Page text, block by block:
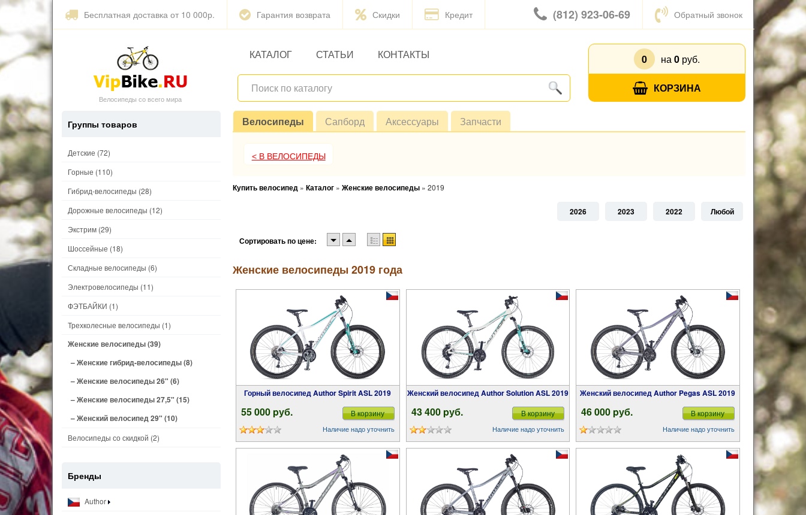
Бесплатная доставка от 10 000р. Гарантия возврата Скидки Кредит (812) 923-06-69 Обратный звонок
Велосипеды со всего мира
КАТАЛОГ СТАТЬИ КОНТАКТЫ 0 на 0руб.
КОРЗИНА
Велосипеды Сапборд Аксессуары Запчасти
< В ВЕЛОСИПЕДЫ
Купить велосипед » Каталог » Женские велосипеды » 2019
2026 2023 2022 Любой
Сортировать по цене:
Женские велосипеды 2019 года
Горный велосипед Author Spirit ASL 2019
55 000 pуб. В корзину
Наличие надо уточнить
Женский велосипед Author Solution ASL 2019
43 400 pуб. В корзину
Наличие надо уточнить
Женский велосипед Author Pegas ASL 2019
46 000 pуб. В корзину
Наличие надо уточнить
Группы товаров
Детские (72)
Горные (110)
Гибрид-велосипеды (28)
Дорожные велосипеды (12)
Экстрим (29)
Шоссейные (18)
Складные велосипеды (6)
Электровелосипеды (11)
ФЭТБАЙКИ (1)
Трехколесные велосипеды (1)
Женские велосипеды(39)
– Женские гибрид-велосипеды(8)
– Женские велосипеды 26" (6)
– Женские велосипеды 27,5" (15)
– Женский велосипед 29" (10)
Велосипеды со скидкой (2)
Бренды
Author